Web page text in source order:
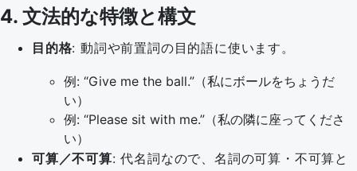
4. 文法的な特徴と構文
目的格: 動詞や前置詞の目的語に使います。
例: “Give me the ball.”（私にボールをちょうだ
い）
例: “Please sit with me.”（私の隣に座ってくださ
い）
可算／不可算: 代名詞なので、名詞の可算・不可算と